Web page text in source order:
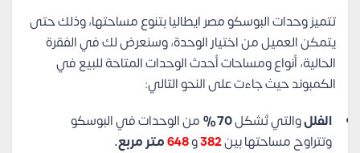
تتميز وحدات البوسكو مصر ايطاليا بتنوع مساحتها، وذلك حتى
يتمكن العميل من اختيار الوحدة، وسنعرض لك في الفقرة
الحالية، أنواع ومساحات أحدث الوحدات المتاحة للبيع في
الكمبوند حيث جاءتعلى النحو التالي:
الفللوالتي تُشكل70%
من الوحدات في البوسكو
وتتراوح مساحتها بين382و648متر مربع.